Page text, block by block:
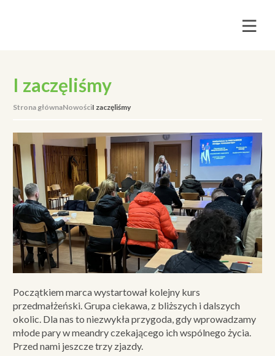
I zaczęliśmy
Strona głównaNowościI zaczęliśmy
Początkiem marca wystartował kolejny kurs
przedmałżeński. Grupa ciekawa, z bliższych i dalszych
okolic. Dla nas to niezwykła przygoda, gdy wprowadzamy
młode pary w meandry czekającego ich wspólnego życia.
Przed nami jeszcze trzy zjazdy.